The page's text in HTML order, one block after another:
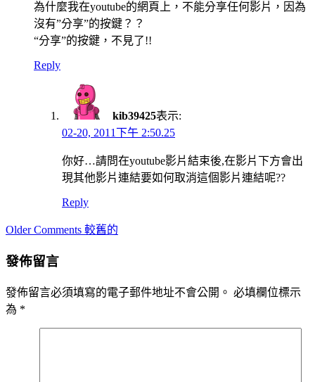
為什麼我在youtube的網頁上，不能分享任何影片，因為
沒有”分享”的按鍵？？
“分享”的按鍵，不見了!!
Reply
kib39425表示:
02-20, 2011下午 2:50.25
你好…請問在youtube影片結束後,在影片下方會出
現其他影片連結要如何取消這個影片連結呢??
Reply
Comment
Older Comments 較舊的
發佈留言
發佈留言必須填寫的電子郵件地址不會公開。 必填欄位標示
為 *